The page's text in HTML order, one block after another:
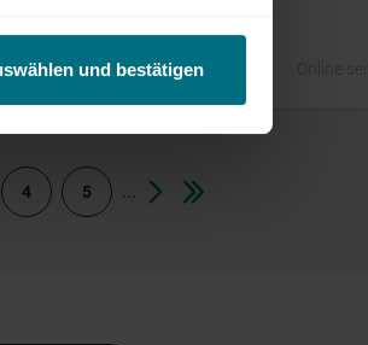
und bestätigen
4 5 ...